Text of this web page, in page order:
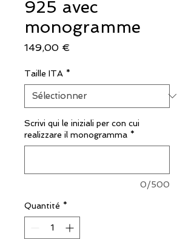
925 avec
monogramme
149,00 €
Taille ITA *
Scrivi qui le iniziali per con cui
realizzare il monogramma *
0/500
Quantité *